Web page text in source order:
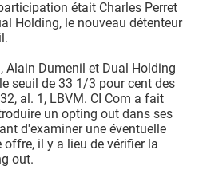
était Charles Perret
Holding, le nouveau détenteur
Alain Dumenil et Dual Holding
seuil de 33 1/3 pour cent des
al. 1, LBVM. CI Com a fait
un opting out dans ses
d'examiner une éventuelle
il y a lieu de vérifier la
out.